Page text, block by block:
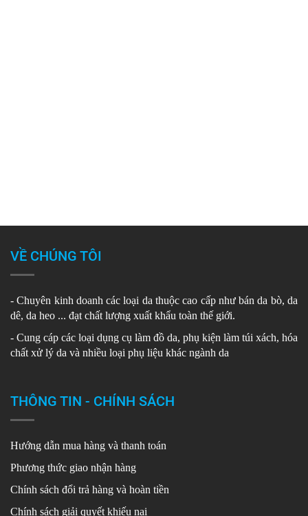
VỀ CHÚNG TÔI
- Chuyên kinh doanh các loại da thuộc cao cấp như bán da bò, da
dê, da heo ... đạt chất lượng xuất khẩu toàn thế giới.
- Cung cáp các loại dụng cụ làm đồ da, phụ kiện làm túi xách, hóa
chất xử lý da và nhiều loại phụ liệu khác ngành da
THÔNG TIN - CHÍNH SÁCH
Hướng dẫn mua hàng và thanh toán
Phương thức giao nhận hàng
Chính sách đổi trả hàng và hoàn tiền
Chính sách giải quyết khiếu nại